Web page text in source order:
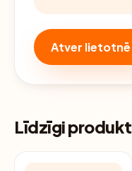
Atver
Līdzīgi